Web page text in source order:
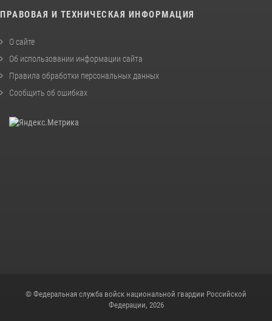
ПРАВОВАЯ И ТЕХНИЧЕСКАЯ ИНФОРМАЦИЯ
О сайте
Об использовании информации сайта
Правила обработки персональных данных
Сообщить об ошибках
© Федеральная служба войск национальной гвардии Российской
Федерации, 2026